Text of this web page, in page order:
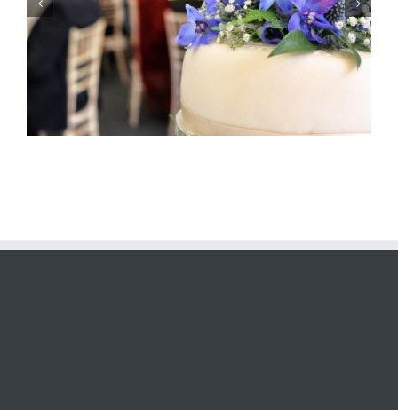
Dauphin Speed Event